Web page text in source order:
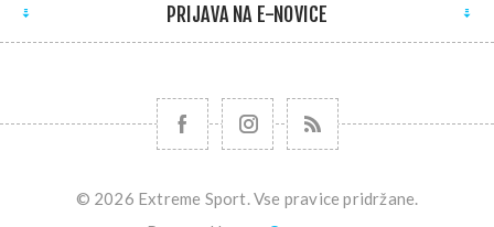
PRIJAVA NA E-NOVICE
© 2026 Extreme Sport. Vse pravice pridržane.